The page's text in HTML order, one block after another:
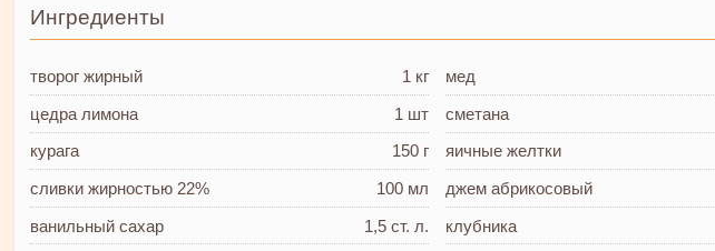
Ингредиенты
творог жирный
1 кг
цедра лимона
1 шт
курага
150 г
сливки жирностью 22%
100 мл
ванильный сахар
1,5 ст. л.
мед
сметана
яичные желтки
джемабрикосовый
клубника